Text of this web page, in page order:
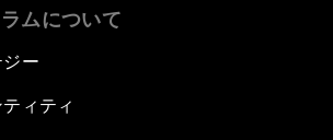
ムについて
ー
ィティ